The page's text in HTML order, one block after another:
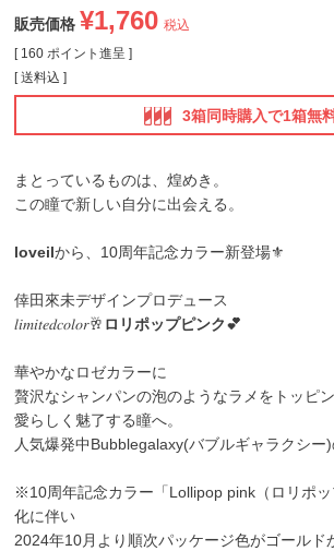
販売価格 ¥1,760 税込
[ 160 ポイント進呈 ]
送料込
3箱同時購入で1箱無
まとっているものは、煌めき。
この瞳で新しい自分に出会える。
loveilから、10周年記念カラー新登場⚜️
倖田來未デザインプロデュース
𝑙𝑖𝑚𝑖𝑡𝑒𝑑𝑐𝑜𝑙𝑜𝑟🥂 ロリポップピンク💕
華やかなロゼカラーに
贅沢なシャンパンの泡のようなラメをトッピン
愛らしく魅了する瞳へ。
人気爆発中Bubblegalaxy(バブルギャラクシー
※10周年記念カラー「Lollipop pink（ロリポ
化に伴い
2024年10月より順次パッケージ色がゴールド